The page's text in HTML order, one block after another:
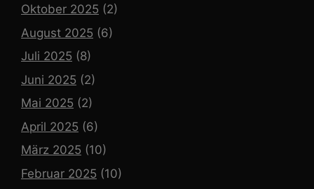
Oktober 2025 (2)
August 2025 (6)
Juli 2025 (8)
Juni 2025 (2)
Mai 2025 (2)
April 2025 (6)
März 2025 (10)
Februar 2025 (10)